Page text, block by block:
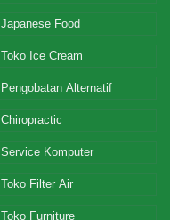
Japanese Food
Toko Ice Cream
Pengobatan Alternatif
Chiropractic
Service Komputer
Toko Filter Air
Toko Furniture